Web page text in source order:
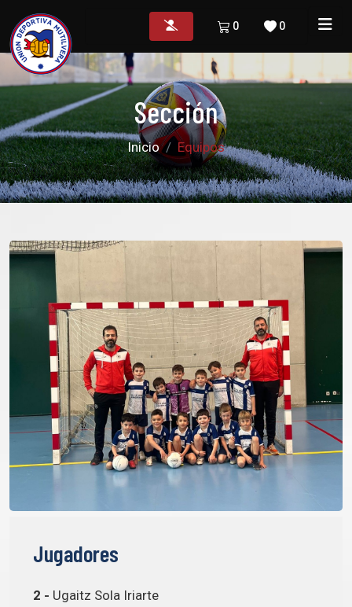
0
0
Sección
Inicio Equipos
Jugadores
2 - Ugaitz Sola Iriarte